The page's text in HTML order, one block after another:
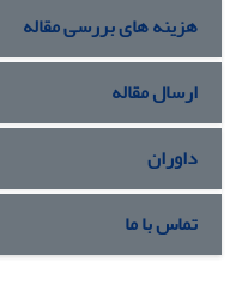
هزینه های بررسی مقاله
ارسال مقاله
داوران
تماس با ما